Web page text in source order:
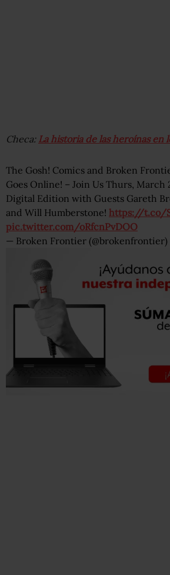
Checa: La historia de las heroínas en
The Gosh! Comics and Broken
Goes Online! – Join Us Thurs,
Digital Edition with Guests Gareth
and Will Humberstone! https://t.co/
pic.twitter.com/oRfcnPvDOO
— Broken Frontier (@brokenfrontier)